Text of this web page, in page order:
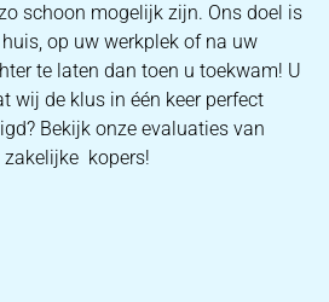
schoon mogelijk zijn. Ons doel is
op uw werkplek of na uw
te laten dan toen u toekwam! U
wij de klus in één keer perfect
Bekijk onze evaluaties van
zakelijke kopers!